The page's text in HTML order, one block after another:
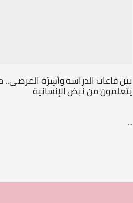
بين قاعات الدراسة وأسِرّة المرضى..
يتعلمون من نبض الإنسانية
...